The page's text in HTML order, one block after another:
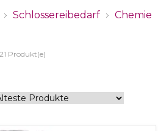
Edelstahl V2A
Zink
Schlossereibedarf Chemie
21 Produkt(e)